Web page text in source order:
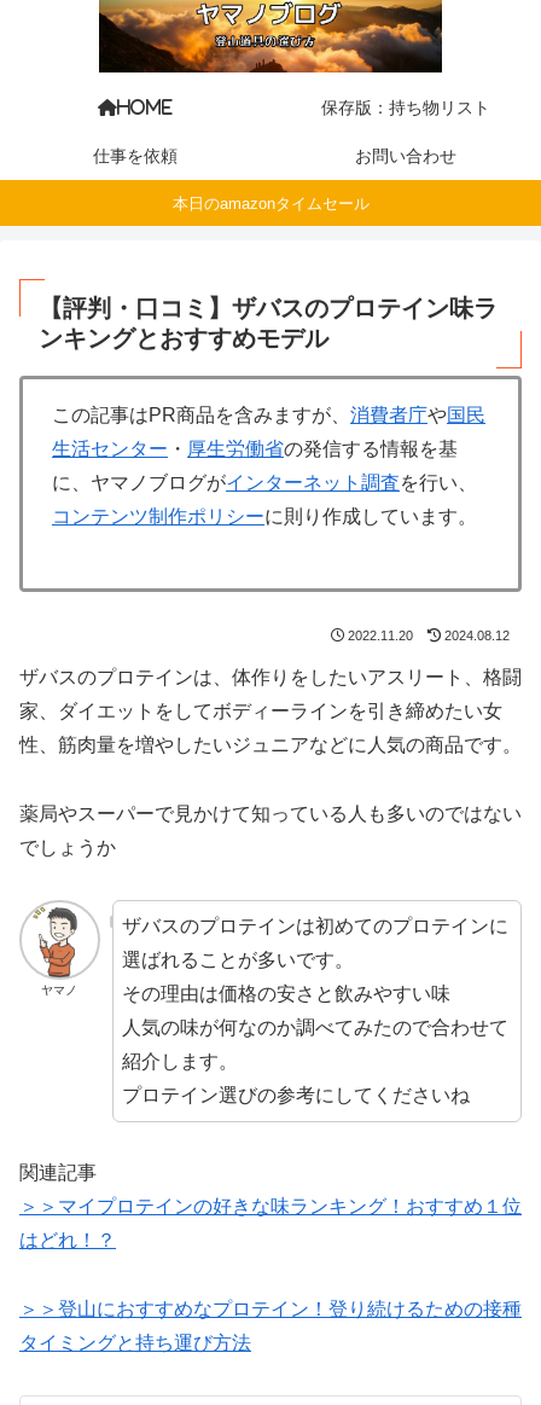
HOME 保存版：持ち物リスト
仕事を依頼 お問い合わせ
本日のamazonタイムセール
【評判・口コミ】ザバスのプロテイン味ラ
ンキングとおすすめモデル
この記事はPR商品を含みますが、 消費者庁や国民
生活センター ・ 厚生労働省の発信する情報を基
に、ヤマノブログがインターネット調査を行い、
コンテンツ制作ポリシーに則り作成しています。
2022.11.20 2024.08.12
ザバスのプロテインは、体作りをしたいアスリート、格闘
家、ダイエットをしてボディーラインを引き締めたい女
性、筋肉量を増やしたいジュニアなどに人気の商品です。
薬局やスーパーで見かけて知っている人も多いのではない
でしょうか
ヤマノ
ザバスのプロテインは初めてのプロテインに
選ばれることが多いです。
その理由は価格の安さと飲みやすい味
人気の味が何なのか調べてみたので合わせて
紹介します。
プロテイン選びの参考にしてくださいね
関連記事
＞＞マイプロテインの好きな味ランキング！おすすめ１位
はどれ！？
＞＞登山におすすめなプロテイン！登り続けるための接種
タイミングと持ち運び方法